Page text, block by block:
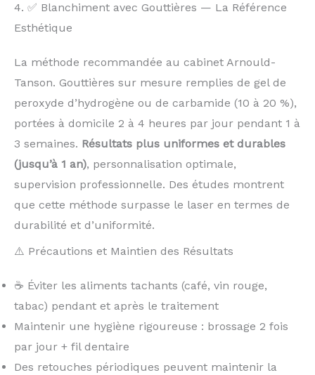
4. ✅ Blanchiment avec Gouttières — La Référence
Esthétique
La méthode recommandée au cabinet Arnould-
Tanson. Gouttières sur mesure remplies de gel de
peroxyde d’hydrogène ou de carbamide (10 à 20 %),
portées à domicile 2 à 4 heures par jour pendant 1 à
3 semaines. Résultats plus uniformes et durables
(jusqu’à 1 an), personnalisation optimale,
supervision professionnelle. Des études montrent
que cette méthode surpasse le laser en termes de
durabilité et d’uniformité.
⚠️ Précautions et Maintien des Résultats
☕ Éviter les aliments tachants (café, vin rouge,
tabac) pendant et après le traitement
Maintenir une hygiène rigoureuse : brossage 2 fois
par jour + fil dentaire
Des retouches périodiques peuvent maintenir la